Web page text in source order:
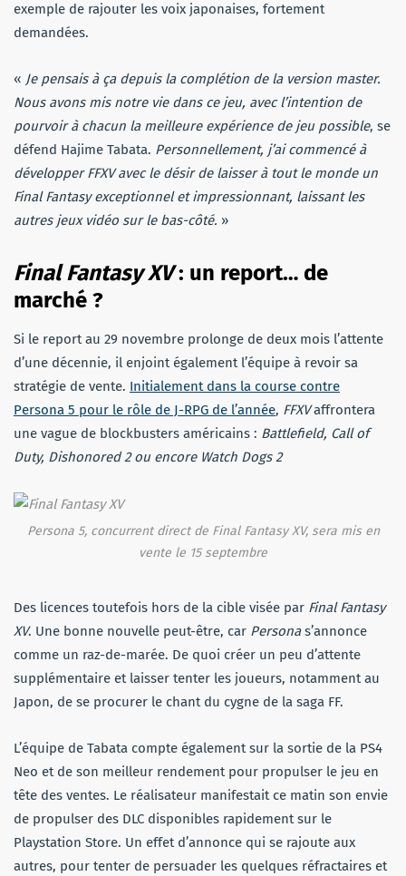
exemple de rajouter les voix japonaises, fortement
demandées.
« Je pensais à ça depuis la complétion de la version master.
Nous avons mis notre vie dans ce jeu, avec l’intention de
pourvoir à chacun la meilleure expérience de jeu possible, se
défend Hajime Tabata. Personnellement, j’ai commencé à
développer FFXV avec le désir de laisser à tout le monde un
Final Fantasy exceptionnel et impressionnant, laissant les
autres jeux vidéo sur le bas-côté. »
Final Fantasy XV: un report… de
marché ?
Si le report au 29 novembre prolonge de deux mois l’attente
d’une décennie, il enjoint également l’équipe à revoir sa
stratégie de vente. Initialement dans la course contre
Persona 5 pour le rôle de J-RPG de l’année, FFXVaffrontera
une vague de blockbusters américains : Battlefield, Call of
Duty, Dishonored 2 ou encore Watch Dogs 2
Persona 5, concurrent direct de Final Fantasy XV, sera mis en
vente le 15 septembre
Des licences toutefois hors de la cible visée par Final Fantasy
XV. Une bonne nouvelle peut-être, car Personas’annonce
comme un raz-de-marée. De quoi créer un peu d’attente
supplémentaire et laisser tenter les joueurs, notamment au
Japon, de se procurer le chant du cygne de la saga FF.
L’équipe de Tabata compte également sur la sortie de la PS4
Neo et de son meilleur rendement pour propulser le jeu en
tête des ventes. Le réalisateur manifestait ce matin son envie
de propulser des DLC disponibles rapidement sur le
Playstation Store. Un effet d’annonce qui se rajoute aux
autres, pour tenter de persuader les quelques réfractaires et